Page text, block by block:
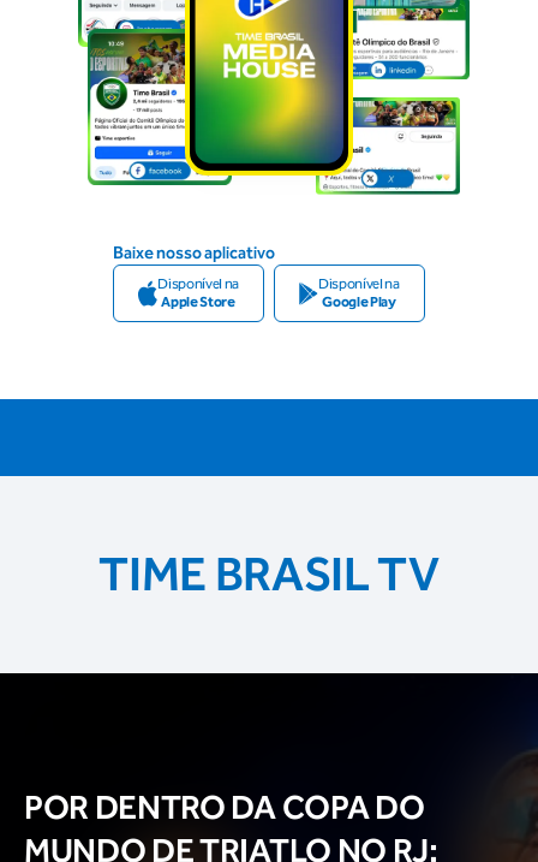
Baixe nosso aplicativo
Disponível na
Apple Store
Disponível na
Google Play
TIME BRASIL TV
POR DENTRO DA COPA DO
MUNDO DE TRIATLO NO RJ: